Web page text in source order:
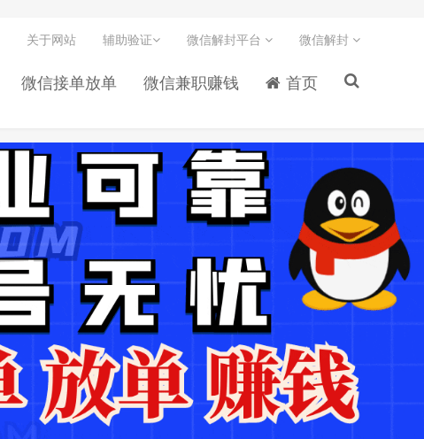
微信接单放单 微信兼职赚钱 首页
关于网站 辅助验证 微信解封平台 微信解封